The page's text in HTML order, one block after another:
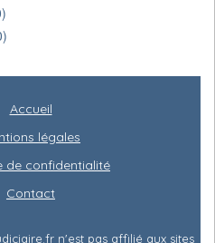
Accueil
légales
de confidentialité
Contact
n'est pas affilié aux sites